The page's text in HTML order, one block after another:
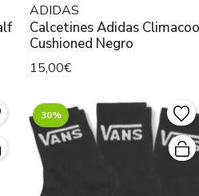
ADIDAS
Calcetines Adidas
Cushioned Negro
15,00€
30%